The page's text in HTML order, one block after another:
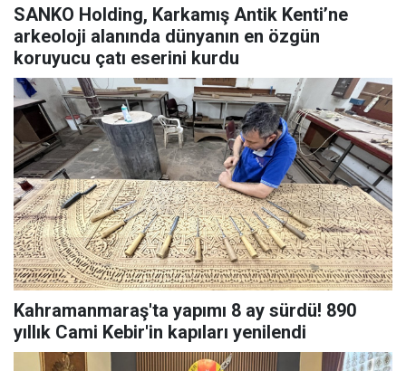
SANKO Holding, Karkamış Antik Kenti’ne
arkeoloji alanında dünyanın en özgün
koruyucu çatı eserini kurdu
Kahramanmaraş'ta yapımı 8 ay sürdü! 890
yıllık Cami Kebir'in kapıları yenilendi